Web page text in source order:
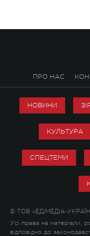
ПРО НАС
НОВИНИ
КУЛЬТУРА
СПЕЦТЕМИ
© ТОВ «ЕДІМЕДІА-
Усі права на матеріали,
відповідно до